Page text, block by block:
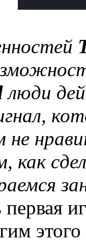
люди
не
как